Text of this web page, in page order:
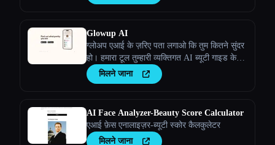
Glowup AI
ग्लोअप एआई के ज़रिए पता लगाओ कि तुम कितने सुंदर
हो। हमारा टूल तुम्हारी व्यक्तिगत AI ब्यूटी गाइड के
रूप में काम करता है।
मिलने जाना
AI Face Analyzer-Beauty Score Calculator
एआई फ़ेस एनालाइज़र-ब्यूटी स्कोर कैलकुलेटर
मिलने जाना